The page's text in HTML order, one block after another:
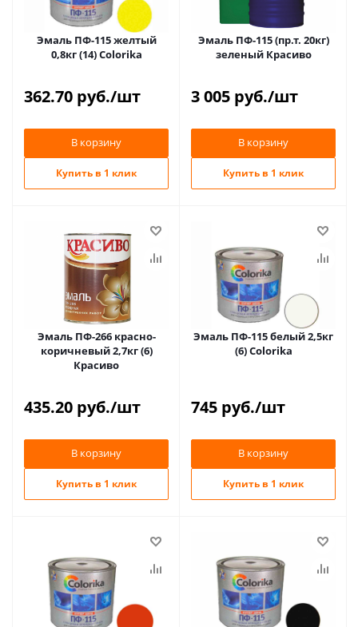
Эмаль ПФ-115 желтый
0,8кг (14) Colorika
362.70 руб./шт
В корзину
Купить в 1 клик
Эмаль ПФ-115 (пр.т. 20кг)
зеленый Красиво
3 005 руб./шт
В корзину
Купить в 1 клик
Эмаль ПФ-266 красно-
коричневый 2,7кг (6)
Красиво
435.20 руб./шт
В корзину
Купить в 1 клик
Эмаль ПФ-115 белый 2,5кг
(6) Colorika
745 руб./шт
В корзину
Купить в 1 клик